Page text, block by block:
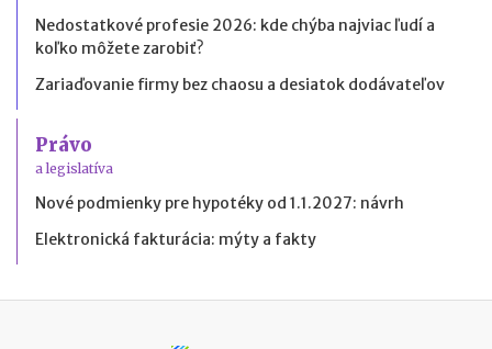
Nedostatkové profesie 2026: kde chýba najviac ľudí a
koľko môžete zarobiť?
Zariaďovanie firmy bez chaosu a desiatok dodávateľov
Právo
a legislatíva
Nové podmienky pre hypotéky od 1.1.2027: návrh
Elektronická fakturácia: mýty a fakty